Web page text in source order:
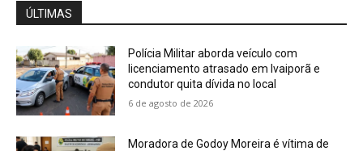
ÚLTIMAS
Polícia Militar aborda veículo com
licenciamento atrasado em Ivaiporã e
condutor quita dívida no local
6 de agosto de 2026
Moradora de Godoy Moreira é vítima de